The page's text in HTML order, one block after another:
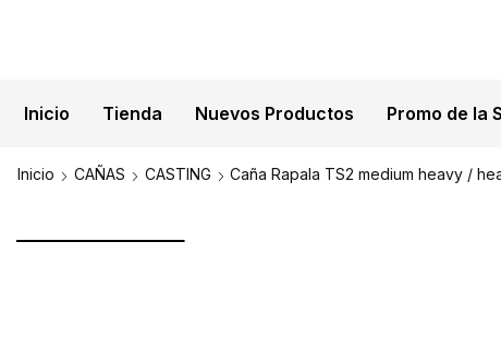
Inicio Tienda Nuevos Productos Promo de la
ENVÍOS
Inicio CAÑAS CASTING Caña Rapala TS2 medium heavy /